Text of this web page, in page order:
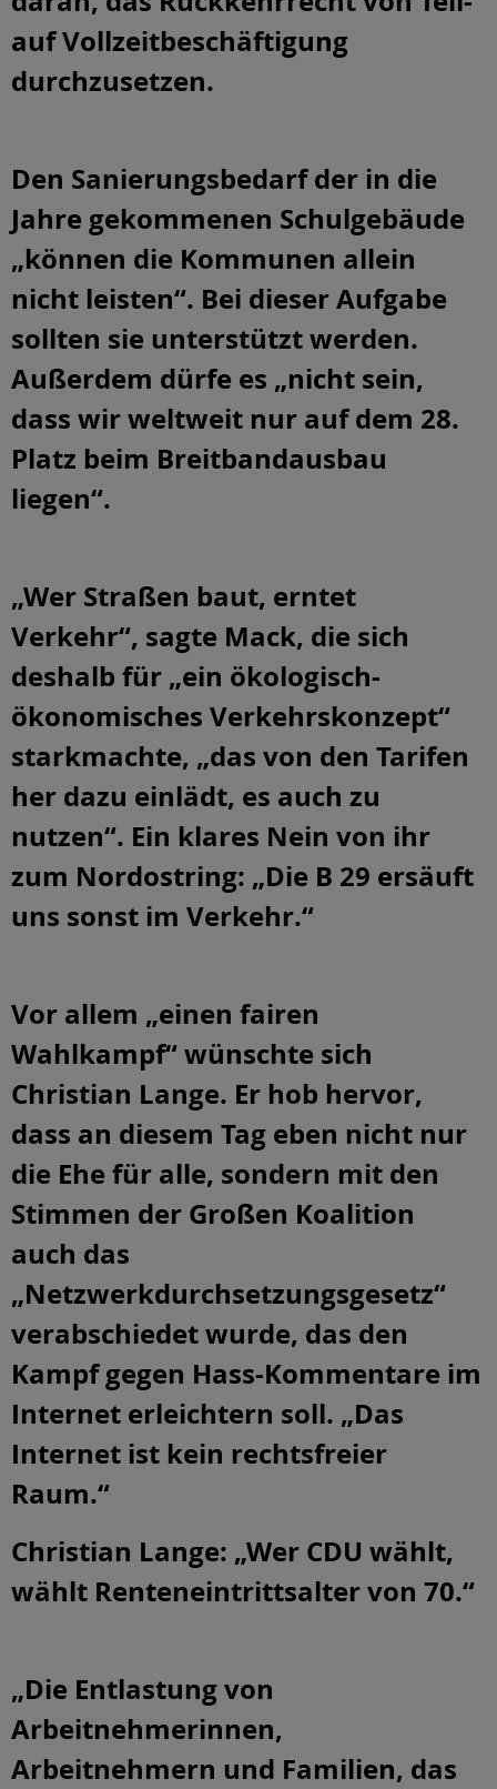
auf Vollzeitbeschäftigung
durchzusetzen.
Den Sanierungsbedarf der in die
Jahre gekommenen Schulgebäude
„können die Kommunen allein
nicht leisten“. Bei dieser Aufgabe
sollten sie unterstützt werden.
Außerdem dürfe es „nicht sein,
dass wir weltweit nur auf dem 28.
Platz beim Breitbandausbau
liegen“.
„Wer Straßen baut, erntet
Verkehr“, sagte Mack, die sich
deshalb für „ein ökologisch-
ökonomisches Verkehrskonzept“
starkmachte, „das von den Tarifen
her dazu einlädt, es auch zu
nutzen“. Ein klares Nein von ihr
zum Nordostring: „Die B 29 ersäuft
uns sonst im Verkehr.“
Vor allem „einen fairen
Wahlkampf“ wünschte sich
Christian Lange. Er hob hervor,
dass an diesem Tag eben nicht nur
die Ehe für alle, sondern mit den
Stimmen der Großen Koalition
auch das
„Netzwerkdurchsetzungsgesetz“
verabschiedet wurde, das den
Kampf gegen Hass-Kommentare im
Internet erleichtern soll. „Das
Internet ist kein rechtsfreier
Raum.“
Christian Lange: „Wer CDU wählt,
wählt Renteneintrittsalter von 70.“
„Die Entlastung von
Arbeitnehmerinnen,
Arbeitnehmern und Familien, das